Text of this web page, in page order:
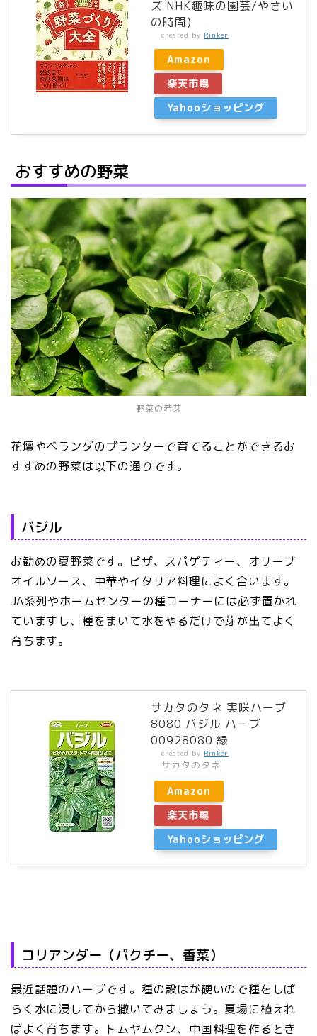
ズ NHK趣味の園芸/やさい
の時間)
created by Rinker
Amazon
楽天市場
Yahooショッピング
おすすめの野菜
野菜の若芽
花壇やベランダのプランターで育てることができるお
すすめの野菜は以下の通りです。
バジル
お勧めの夏野菜です。ピザ、スパゲティー、オリーブ
オイルソース、中華やイタリア料理によく合います。
JA系列やホームセンターの種コーナーには必ず置かれ
ていますし、種をまいて水をやるだけで芽が出てよく
育ちます。
サカタのタネ 実咲ハーブ
8080 バジル ハーブ
00928080 緑
created by Rinker
サカタのタネ
Amazon
楽天市場
Yahooショッピング
コリアンダー（パクチー、香菜）
最近話題のハーブです。種の殻はが硬いので種をしば
らく水に浸してから撒いてみましょう。夏場に植えれ
ばよく育ちます。トムヤムクン、中国料理を作るとき